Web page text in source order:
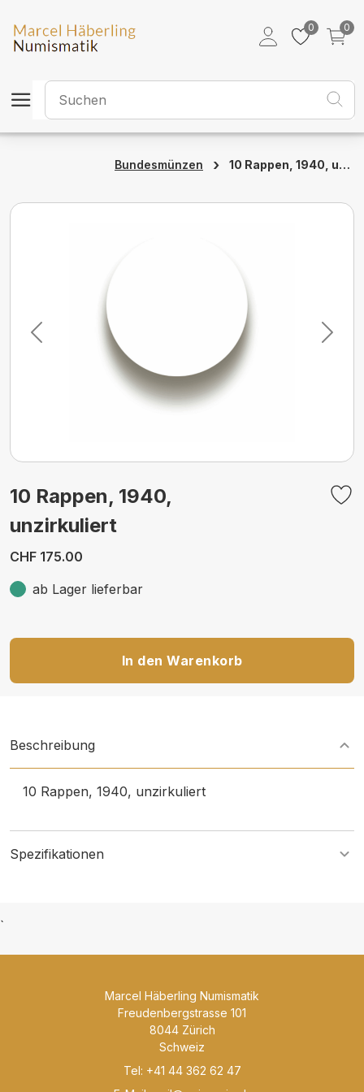
0
0
Bundesmünzen › 10 Rappen, 1940, unzirkuliert
Previous Next
10 Rappen, 1940,
unzirkuliert
CHF 175.00
ab Lager lieferbar
In den Warenkorb
Beschreibung
10 Rappen, 1940, unzirkuliert
Spezifikationen
`
Marcel Häberling Numismatik
Freudenbergstrasse 101
8044 Zürich
Schweiz
Tel: +41 44 362 62 47